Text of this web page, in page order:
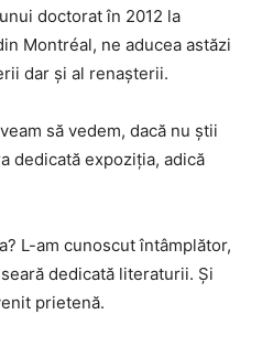
doctorat în 2012 la
Montréal, ne aducea astăzi
dar și al renașterii.
să vedem, dacă nu știi
dedicată expoziția, adică
L-am cunoscut întâmplător,
dedicată literaturii. Și
prietenă.